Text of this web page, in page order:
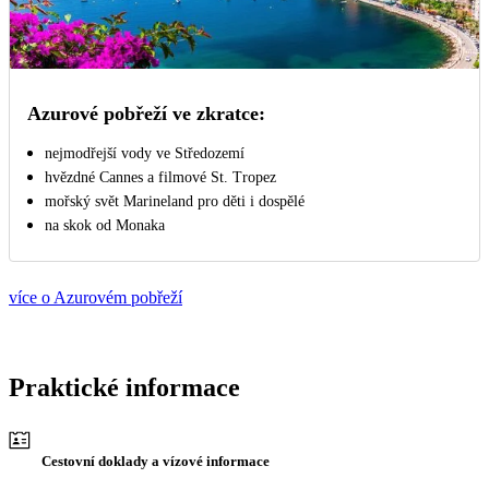
Azurové pobřeží ve zkratce:
nejmodřejší vody ve Středozemí
hvězdné Cannes a filmové St. Tropez
mořský svět Marineland pro děti i dospělé
na skok od Monaka
více o Azurovém pobřeží
Praktické informace
Cestovní doklady a vízové informace